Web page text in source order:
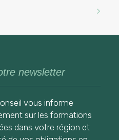
newsletter
vous informe
sur les formations
dans votre région et